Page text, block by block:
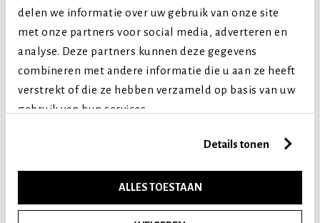
delen we informatie over uw gebruik van onze site
met onze partners voor social media, adverteren en
analyse. Deze partners kunnen deze gegevens
combineren met andere informatie die u aan ze heeft
verstrekt of die ze hebben verzameld op basis van uw
gebruik van hun services.
Details tonen
ALLES TOESTAAN
Verzendkosten
€ 4,50
Totaal incl. BTW
€ 4,50
Gratis cadeau voor orders over €50,-
Wij zijn t/m 14 augustus gesloten. Alle bestellingen worden
pas vanaf maandag 17 augustus 2026 verwerkt.